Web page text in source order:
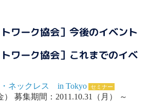
ワーク協会］今後のイベント
ワーク協会］これまでのイベ
ネックレス in Tokyo セミナー
） 募集期間：2011.10.31（月） ～